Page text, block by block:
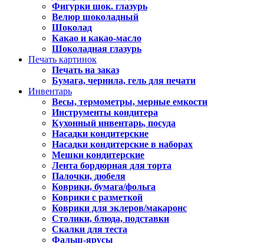
Фигурки шок. глазурь
Велюр шоколадный
Шоколад
Какао и какао-масло
Шоколадная глазурь
Печать картинок
Печать на заказ
Бумага, чернила, гель для печати
Инвентарь
Весы, термометры, мерные емкости
Инструменты кондитера
Кухонный инвентарь, посуда
Насадки кондитерские
Насадки кондитерские в наборах
Мешки кондитерские
Лента бордюрная для торта
Палочки, дюбеля
Коврики, бумага/фольга
Коврики с разметкой
Коврики для эклеров/макаронс
Столики, блюда, подставки
Скалки для теста
Фальш-ярусы